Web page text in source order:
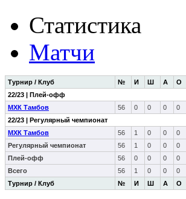
Статистика
Матчи
Турнир / Клуб № И Ш А О
Турнир / Клуб № И Ш А О
22/23 | Плей-офф
МХК Тамбов
56 0 0 0 0
22/23 | Регулярный чемпионат
МХК Тамбов
56 1 0 0 0
Регулярный чемпионат
56 1 0 0 0
Плей-офф
56 0 0 0 0
Всего
56 1 0 0 0